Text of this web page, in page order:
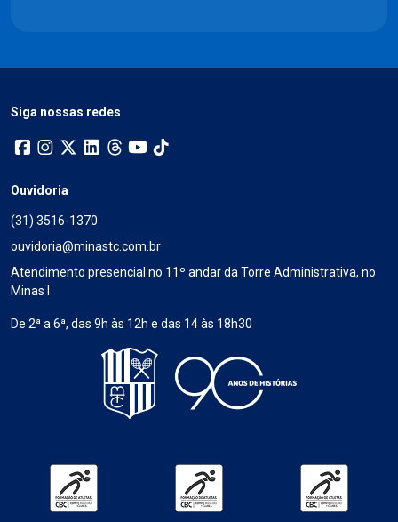
Siga nossas redes
Ouvidoria
(31) 3516-1370
ouvidoria@minastc.com.br
Atendimento presencial no 11º andar da Torre Administrativa, no
Minas I
De 2ª a 6ª, das 9h às 12h e das 14 às 18h30